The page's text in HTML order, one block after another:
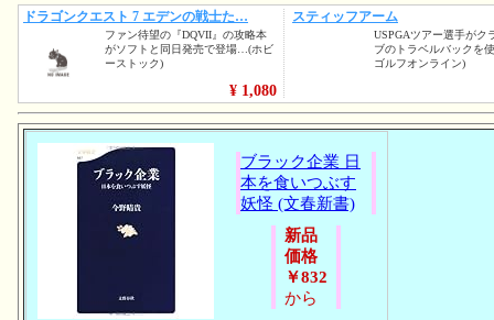
ブラック企業 日
本を食いつぶす
妖怪 (文春新書)
新品
価格
￥832
から